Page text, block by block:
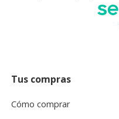
Tus compras
Cómo comprar